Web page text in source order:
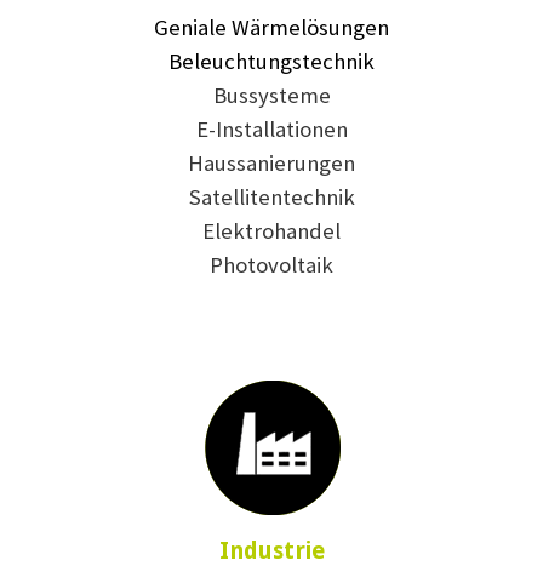
Geniale Wärmelösungen
Beleuchtungstechnik
Bussysteme
E-Installationen
Haussanierungen
Satellitentechnik
Elektrohandel
Photovoltaik
Industrie